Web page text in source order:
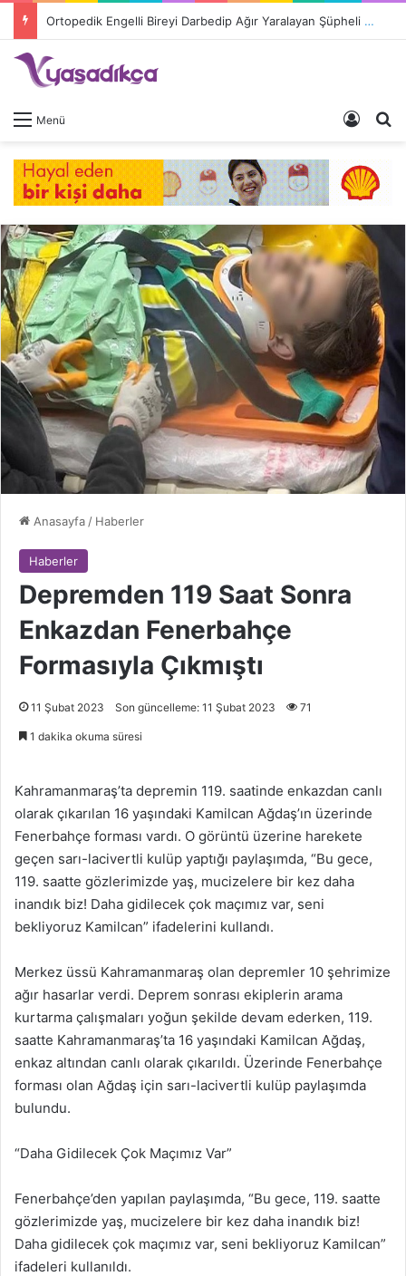
Ortopedik Engelli Bireyi Darbedip Ağır Yaralayan Şüpheli Tutuklandı
Menü Giriş
Anasayfa / Haberler
Haberler
Depremden 119 Saat Sonra
Enkazdan Fenerbahçe
Formasıyla Çıkmıştı
11 Şubat 2023 Son güncelleme: 11 Şubat 2023 71
1 dakika okuma süresi
Kahramanmaraş’ta depremin 119. saatinde enkazdan canlı
olarak çıkarılan 16 yaşındaki Kamilcan Ağdaş’ın üzerinde
Fenerbahçe forması vardı. O görüntü üzerine harekete
geçen sarı-lacivertli kulüp yaptığı paylaşımda, “Bu gece,
119. saatte gözlerimizde yaş, mucizelere bir kez daha
inandık biz! Daha gidilecek çok maçımız var, seni
bekliyoruz Kamilcan” ifadelerini kullandı.
Merkez üssü Kahramanmaraş olan depremler 10 şehrimize
ağır hasarlar verdi. Deprem sonrası ekiplerin arama
kurtarma çalışmaları yoğun şekilde devam ederken, 119.
saatte Kahramanmaraş’ta 16 yaşındaki Kamilcan Ağdaş,
enkaz altından canlı olarak çıkarıldı. Üzerinde Fenerbahçe
forması olan Ağdaş için sarı-lacivertli kulüp paylaşımda
bulundu.
“Daha Gidilecek Çok Maçımız Var”
Fenerbahçe’den yapılan paylaşımda, “Bu gece, 119. saatte
gözlerimizde yaş, mucizelere bir kez daha inandık biz!
Daha gidilecek çok maçımız var, seni bekliyoruz Kamilcan”
ifadeleri kullanıldı.